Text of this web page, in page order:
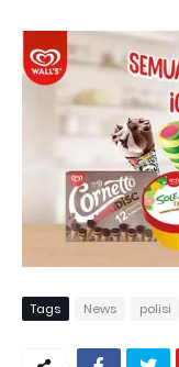
Tags News polisi